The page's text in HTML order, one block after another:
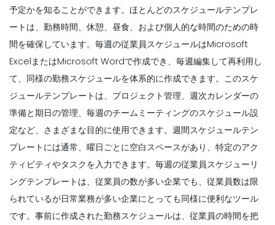
Michelle Jaco Oct 12, 2020
Scheduling
作業スケジュールカレンダーを作成するた
めの3つの最良の方法
Scheduling
チームの作業時間を
Michelle Jaco Oct 12, 2020
スケジューリングアプリの使用がビジネス
にとって利益を上げる理由従業員のスケジ
ューリングにはスプレッドシートを使用
Michelle Jaco Oct 12, 2020
Management
レストラン労働法レストランオーナー
Michelle Jaco Oct 12, 2020
Management
スケジュールアプリで戦略的な利点にスケ
用性だけに基づいて従業員のスケジュール
を作成
予定かを知ることができます。ほとんどのスケジュールテンプレ
ートは、勤務時間、休憩、昼食、および個人的な時間のための時
間を確保しています。 毎週の従業員スケジュールはMicrosoft
ExcelまたはMicrosoft Wordで作成でき、毎週編集して再利用し
て、同様の勤務スケジュールを体系的に作成できます。このスケ
ジュールテンプレートは、プロジェクト管理、週次カレンダーの
準備と期日の管理、毎週のチームミーティングのスケジュール設
定など、さまざまな目的に使用できます。週間スケジュールテン
プレートには通常、曜日ごとに空白スペースがあり、特定のアク
ティビティやタスクを入力できます。 毎週の従業員スケジューリ
ングテンプレートは、従業員の数が多い企業でも、従業員数は限
られているが日常業務が多い企業にとっても同様に便利なツール
です。事前に作成された勤務スケジュールは、従業員の時間を把